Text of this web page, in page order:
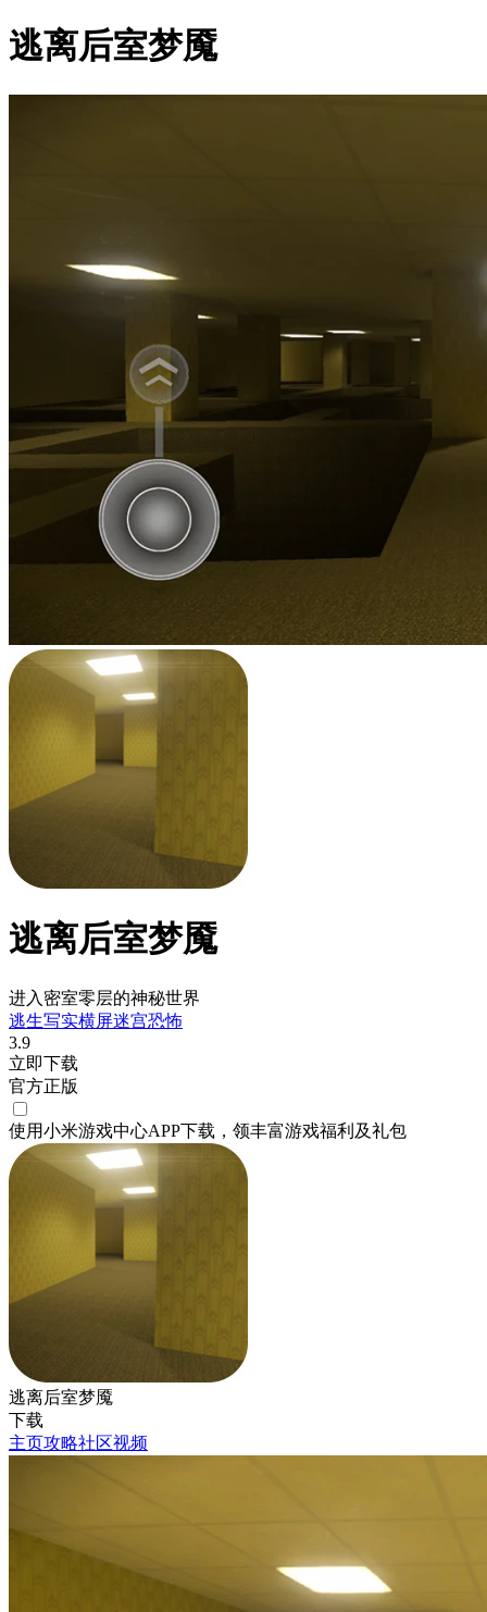
逃离后室梦魇
逃离后室梦魇
进入密室零层的神秘世界
逃生写实横屏迷宫恐怖
3.9
立即下载
官方正版
使用小米游戏中心APP下载 ，领丰富游戏福利 及礼包
逃离后室梦魇
下载
主页攻略社区视频